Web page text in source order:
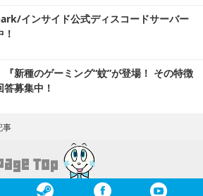
インサイド公式ディスコードサーバー
『新種のゲーミング“蚊”が登場！ その特徴
答募集中！
事